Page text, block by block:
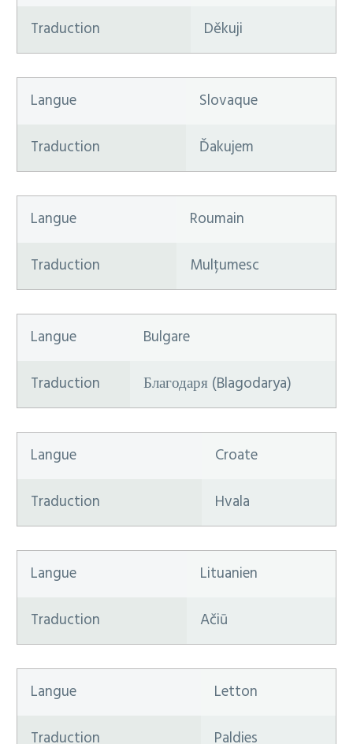
Traduction
Děkuji
Langue
Slovaque
Traduction
Ďakujem
Langue
Roumain
Traduction
Mulțumesc
Langue
Bulgare
Traduction
Благодаря (Blagodarya)
Langue
Croate
Traduction
Hvala
Langue
Lituanien
Traduction
Ačiū
Langue
Letton
Traduction
Paldies